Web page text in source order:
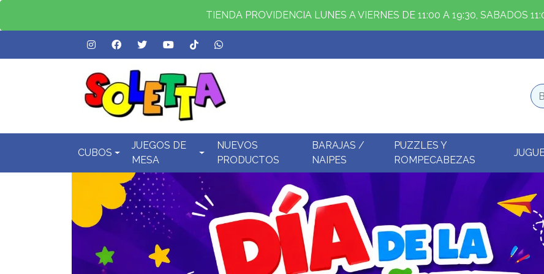
TIENDA PROVIDENCIA LUNES A VIERNES DE 11:00 A 19:30, SABADOS
CUBOS
JUEGOS DE
MESA
NUEVOS
PRODUCTOS
BARAJAS /
NAIPES
PUZZLES Y
ROMPECABEZAS